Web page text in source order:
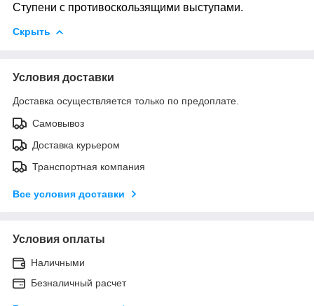
Ступени с противоскользящими выступами.
Скрыть
Условия доставки
Доставка осуществляется только по предоплате.
Самовывоз
Доставка курьером
Транспортная компания
Все условия доставки
Условия оплаты
Наличными
Безналичный расчет